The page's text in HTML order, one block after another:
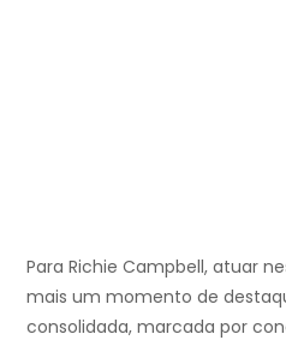
Para Richie Campbell, atuar
mais um momento de
consolidada, marcada por